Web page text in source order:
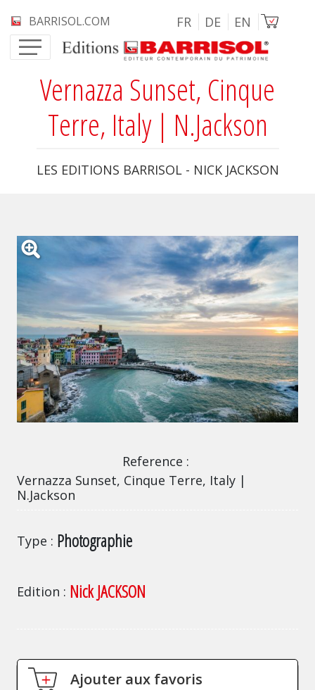
BARRISOL.COM FR DE EN Image
Vernazza Sunset, Cinque
Terre, Italy | N.Jackson
LES EDITIONS BARRISOL - NICK JACKSON
Reference
Vernazza Sunset, Cinque Terre, Italy |
N.Jackson
Type Photographie
Edition Nick JACKSON
Ajouter aux favoris